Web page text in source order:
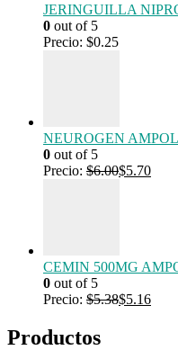
JERINGUILLA
0 out of 5
Precio: $0.25
NEUROGEN
0 out of 5
Precio: $6.00$5.70
CEMIN 500MG
0 out of 5
Precio: $5.38$5.16
Productos